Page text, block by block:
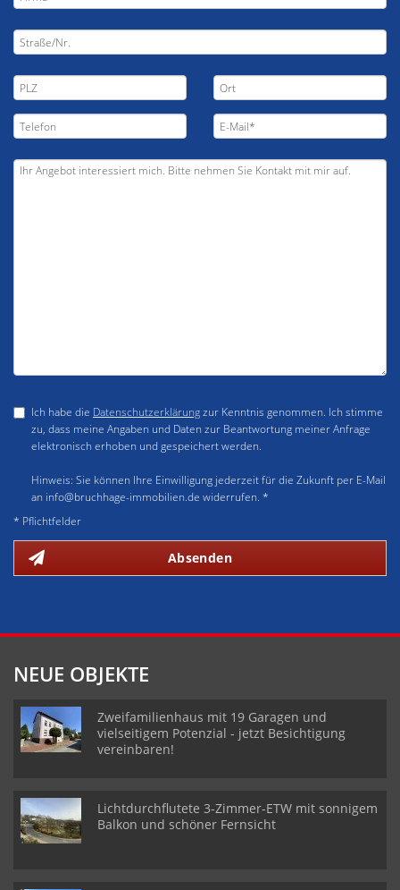
Ich habe die Datenschutzerklärungzur Kenntnis genommen. Ich stimme
zu, dass meine Angaben und Daten zur Beantwortung meiner Anfrage
elektronisch erhoben und gespeichert werden.
Hinweis: Sie können Ihre Einwilligung jederzeit für die Zukunft per E-Mail
an info@bruchhage-immobilien.de widerrufen. *
* Pflichtfelder
Absenden
NEUE OBJEKTE
Zweifamilienhaus mit 19 Garagen und
vielseitigem Potenzial - jetzt Besichtigung
vereinbaren!
Lichtdurchflutete 3-Zimmer-ETW mit sonnigem
Balkon und schöner Fernsicht